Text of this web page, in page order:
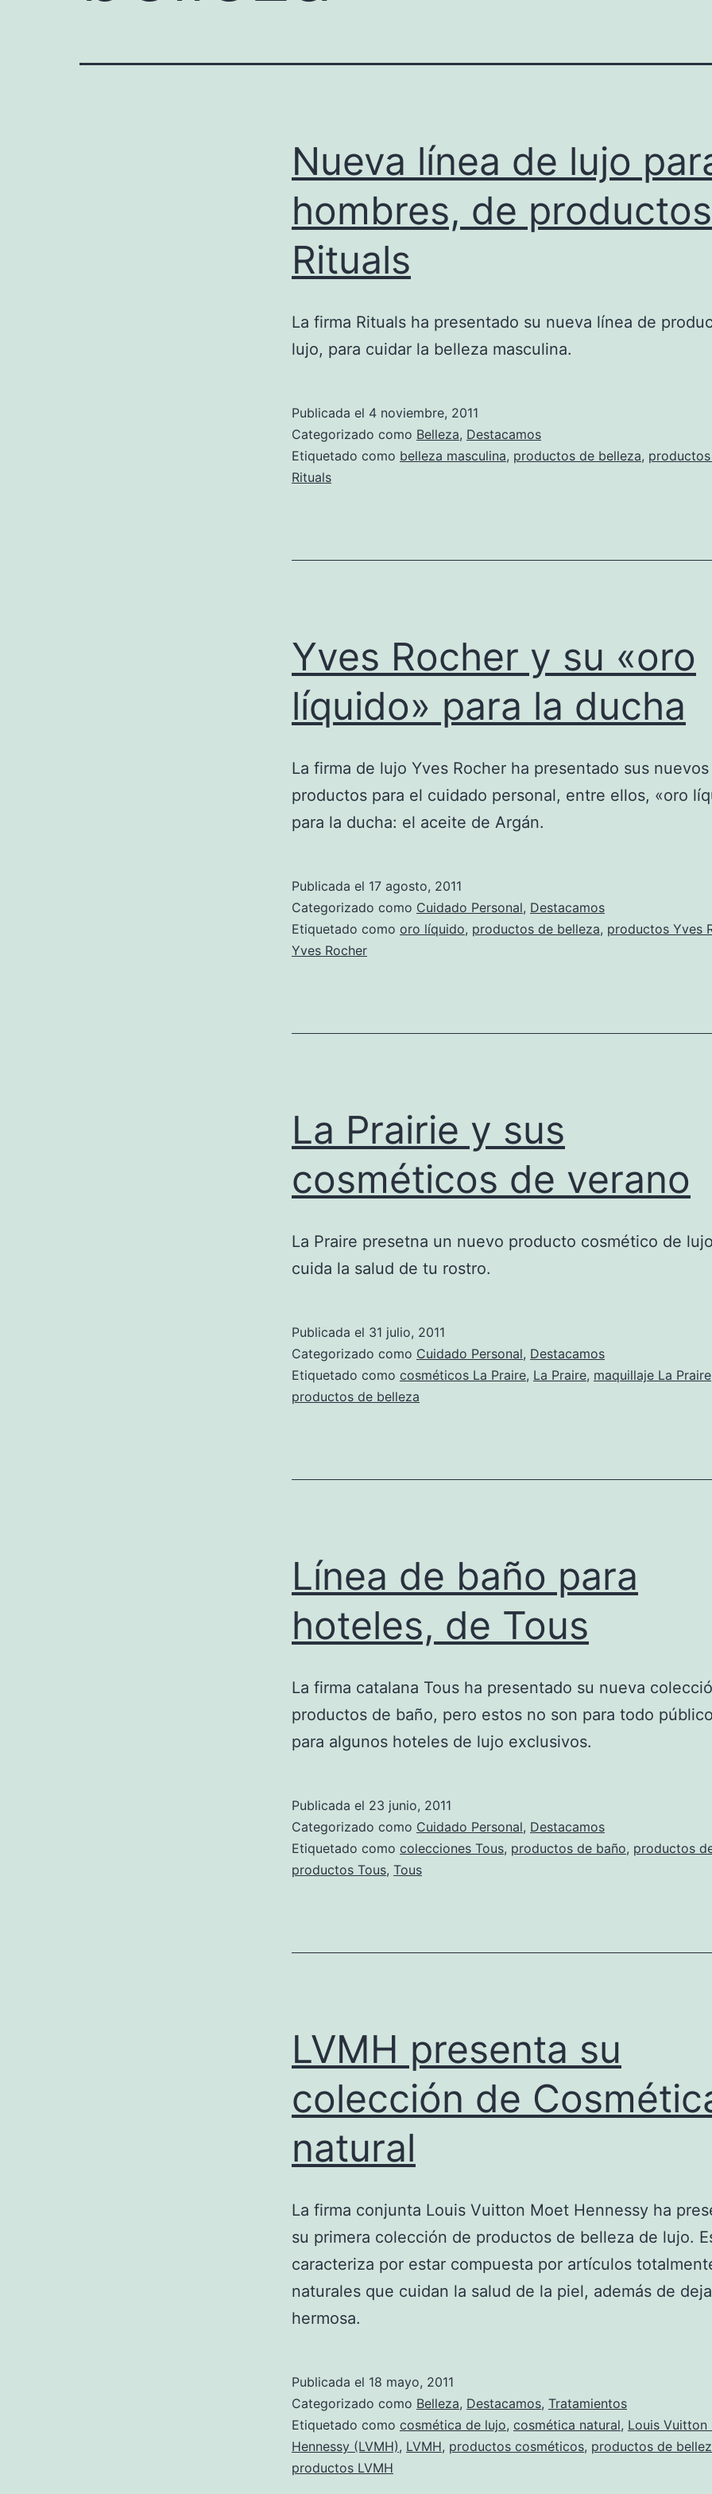
Nueva línea de lujo
hombres, de productos
Rituals
La firma Rituals ha presentado su nueva línea de
lujo, para cuidar la belleza masculina.
Publicada el 4 noviembre, 2011
Categorizado como Belleza, Destacamos
Etiquetado como belleza masculina, productos de belleza,
Rituals
Yves Rocher y su «oro
líquido» para la ducha
La firma de lujo Yves Rocher ha presentado sus nuevos
productos para el cuidado personal, entre ellos, «oro
para la ducha: el aceite de Argán.
Publicada el 17 agosto, 2011
Categorizado como Cuidado Personal, Destacamos
Etiquetado como oro líquido, productos de belleza, productos Yves
Yves Rocher
La Prairie y sus
cosméticos de verano
La Praire presetna un nuevo producto cosmético de
cuida la salud de tu rostro.
Publicada el 31 julio, 2011
Categorizado como Cuidado Personal, Destacamos
Etiquetado como cosméticos La Praire, La Praire, maquillaje La Praire
productos de belleza
Línea de baño para
hoteles, de Tous
La firma catalana Tous ha presentado su nueva
productos de baño, pero estos no son para todo
para algunos hoteles de lujo exclusivos.
Publicada el 23 junio, 2011
Categorizado como Cuidado Personal, Destacamos
Etiquetado como colecciones Tous, productos de baño, productos
productos Tous, Tous
LVMH presenta su
colección de
natural
La firma conjunta Louis Vuitton Moet Hennessy ha
su primera colección de productos de belleza de lujo.
caracteriza por estar compuesta por artículos
naturales que cuidan la salud de la piel, además de
hermosa.
Publicada el 18 mayo, 2011
Categorizado como Belleza, Destacamos, Tratamientos
Etiquetado como cosmética de lujo, cosmética natural, Louis Vuitton
Hennessy (LVMH), LVMH, productos cosméticos, productos de
productos LVMH